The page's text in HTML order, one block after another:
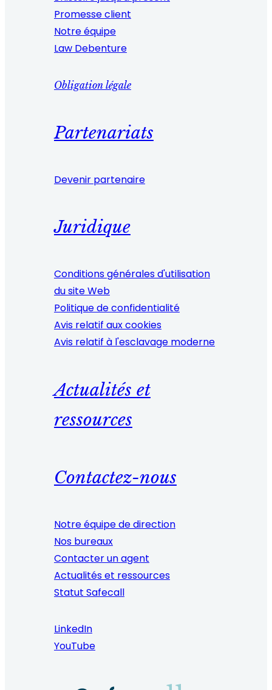
Promesse client
Notre équipe
Law Debenture
Obligation légale
Partenariats
Devenir partenaire
Juridique
Conditions générales d'utilisation
du site Web
Politique de confidentialité
Avis relatif aux cookies
Avis relatif à l'esclavage moderne
Actualités et
ressources
Contactez-nous
Notre équipe de direction
Nos bureaux
Contacter un agent
Actualités et ressources
Statut Safecall
LinkedIn
YouTube